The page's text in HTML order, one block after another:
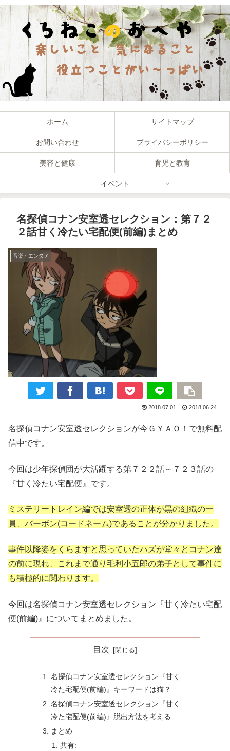
ホーム サイトマップ
お問い合わせ プライバシーポリシー
美容と健康 育児と教育
イベント
名探偵コナン安室透セレクション：第７２
２話甘く冷たい宅配便(前編)まとめ
音楽・エンタメ
2018.07.01 2018.06.24
名探偵コナン安室透セレクションが今ＧＹＡＯ！で無料配
信中です。
今回は少年探偵団が大活躍する第７２２話～７２３話の
『甘く冷たい宅配便』です。
ミステリートレイン編では安室透の正体が黒の組織の一
員、バーボン(コードネーム)であることが分かりました。
事件以降姿をくらますと思っていたハズが堂々とコナン達
の前に現れ、これまで通り毛利小五郎の弟子として事件に
も積極的に関わります。
今回は名探偵コナン安室透セレクション『甘く冷たい宅配
便(前編)』についてまとめました。
目次
名探偵コナン安室透セレクション『甘く
冷た宅配便(前編)』キーワードは猫？
名探偵コナン安室透セレクション『甘く
冷た宅配便(前編)』脱出方法を考える
まとめ
共有: